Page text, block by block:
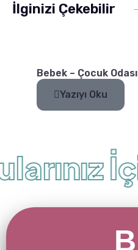
İlginizi Çekebilir
Bebek – Çocuk
Yazıyı Oku